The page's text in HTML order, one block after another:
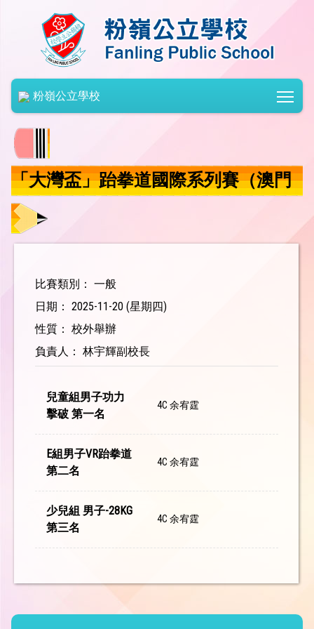
粉嶺公立學校
「大灣盃」跆拳道國際系列賽（澳門
站）
比賽類別： 一般
日期： 2025-11-20 (星期四)
性質： 校外舉辦
負責人： 林宇輝副校長
兒童組男子功力
擊破 第一名
4C 余宥霆
E組男子VR跆拳道
第二名
4C 余宥霆
少兒組 男子-28KG
第三名
4C 余宥霆